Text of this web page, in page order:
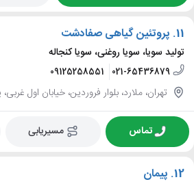
11. پروتئین گیاهی صفادشت
تولید سویا، سویا روغنی، سویا کنجاله
021-65436879
09125258551
تهران، ملارد، بلوار فروردین، خیابان اول غربی،
تماس مسیریابی
12. پیمان